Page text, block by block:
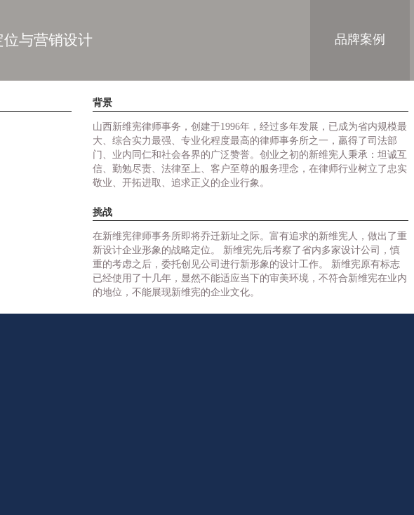
位与营销设计 品牌案例
背景
山西新维宪律师事务，创建于1996年，经过多年发展，已成为省内规模最
大、综合实力最强、专业化程度最高的律师事务所之一，羸得了司法部
门、业内同仁和社会各界的广泛赞誉。创业之初的新维宪人秉承：坦诚互
信、勤勉尽责、法律至上、客户至尊的服务理念，在律师行业树立了忠实
敬业、开拓进取、追求正义的企业行象。
挑战
在新维宪律师事务所即将乔迁新址之际。富有追求的新维宪人，做出了重
新设计企业形象的战略定位。 新维宪先后考察了省内多家设计公司，慎
重的考虑之后，委托创见公司进行新形象的设计工作。 新维宪原有标志
已经使用了十几年，显然不能适应当下的审美环境，不符合新维宪在业内
的地位，不能展现新维宪的企业文化。